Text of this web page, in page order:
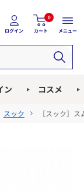
ログイン
0
カート メニュー
ン コスメ
スック ［スック］